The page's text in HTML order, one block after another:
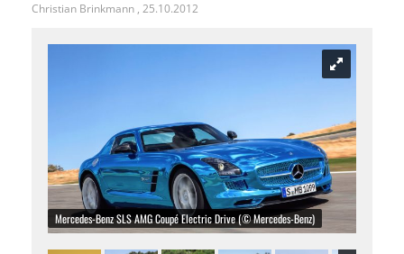
Christian Brinkmann , 25.10.2012
Mercedes-Benz SLS AMG Coupé Electric Drive (© Mercedes-Benz)